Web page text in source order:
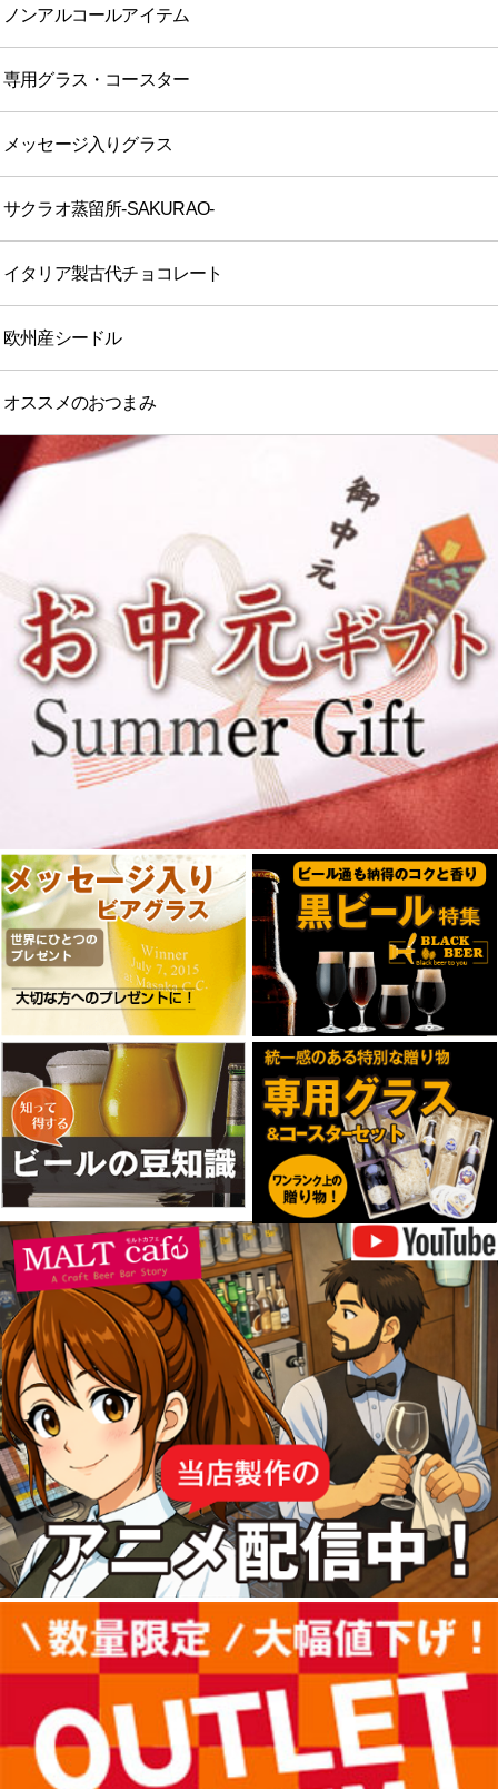
ノンアルコールアイテム
専用グラス・コースター
メッセージ入りグラス
サクラオ蒸留所-SAKURAO-
イタリア製古代チョコレート
欧州産シードル
オススメのおつまみ